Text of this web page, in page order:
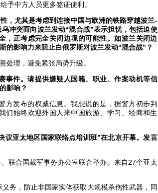
予中方人员更多签证便利。
，尤其是考虑到连接中国与欧洲的铁路穿越波兰-
冲突而向波兰发动“混合战”表示担忧，包括迫使
，正考虑完全关闭边境的可能性。如波兰关闭边
的影响力来阻止白俄罗斯对波兰发动“混合战”？
处理，避免紧张局势升级。
事件。请提供嫌疑人国籍、职业、作案动机等信
影响？
方发布的权威信息。我想说的是，据警方初步判
们始终欢迎外国人来中国旅游、学习、经商和生
议亚太地区国家联络点培训班”在北京开幕。发言
联合国裁军事务办公室联合举办。来自27个亚太
务，防止非国家实体获取大规模杀伤性武器，同